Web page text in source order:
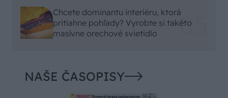
Chcete dominantu interiéru, ktorá
pritiahne pohľady? Vyrobte si takéto
masívne orechové svietidlo
NAŠE ČASOPISY